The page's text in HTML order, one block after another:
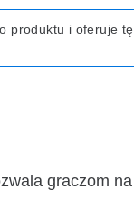
produktu i oferuje
graczom